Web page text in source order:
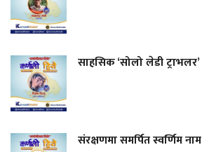
साहसिक ‘सोलो लेडी ट्राभलर’
संरक्षणमा समर्पित स्वर्णिम नाम